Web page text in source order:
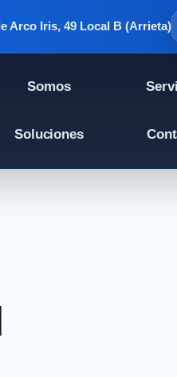
Arco Iris, 49 Local B (Arrieta)
Somos
Soluciones